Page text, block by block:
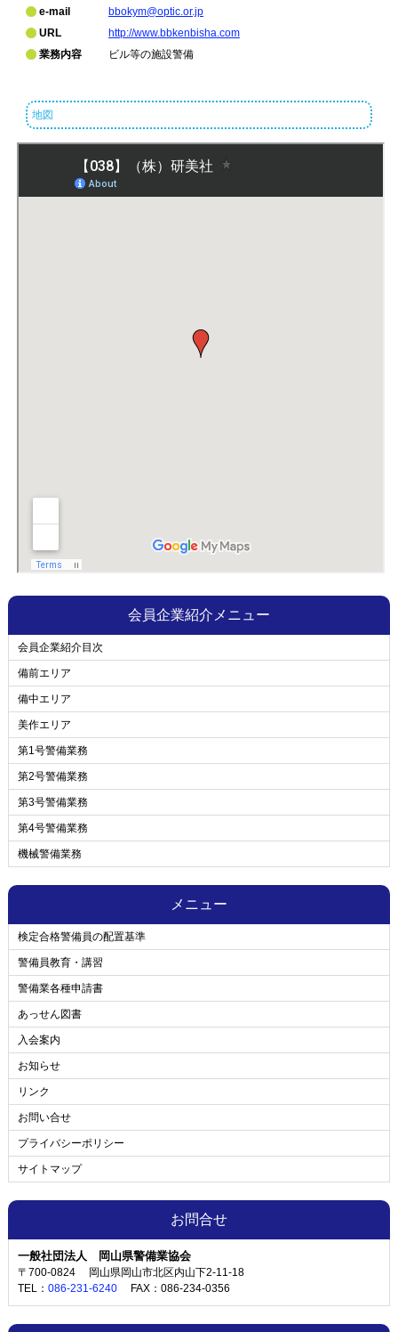
e-mail
bbokym@optic.or.jp
URL
http://www.bbkenbisha.com
業務内容
ビル等の施設警備
地図
会員企業紹介メニュー
会員企業紹介目次
備前エリア
備中エリア
美作エリア
第1号警備業務
第2号警備業務
第3号警備業務
第4号警備業務
機械警備業務
メニュー
検定合格警備員の配置基準
警備員教育・講習
警備業各種申請書
あっせん図書
入会案内
お知らせ
リンク
お問い合せ
プライバシーポリシー
サイトマップ
お問合せ
一般社団法人
岡山県警備業協会
〒700-0824
岡山県岡山市北区内山下2-11-18
TEL： 086-231-6240 FAX：086-234-0356